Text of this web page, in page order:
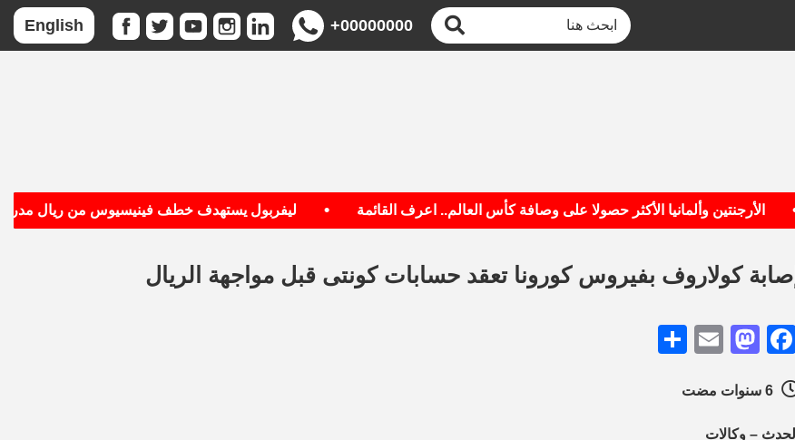
+00000000
English
الأرجنتين وألمانيا الأكثر حصولا على وصافة كأس العالم.. اعرف القائمة ليفربول يستهدف خطف فينيسيوس من ريال مدريد
إصابة كولاروف بفيروس كورونا تعقد حسابات كونتى قبل مواجهة الريال
Facebook
Mastodon
Email
الحدث – وكالات